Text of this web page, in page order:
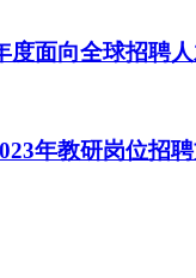
度面向全球招聘
年教研岗位招聘